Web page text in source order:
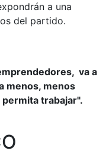
a una
del partido.
va a
menos, menos
trabajar".